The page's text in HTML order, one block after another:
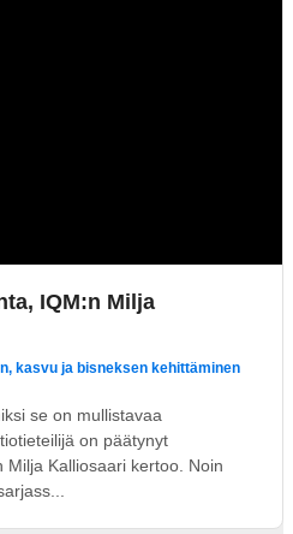
IQM:n Milja
kasvu ja bisneksen kehittäminen
se on mullistavaa
on päätynyt
Milja Kalliosaari kertoo. Noin